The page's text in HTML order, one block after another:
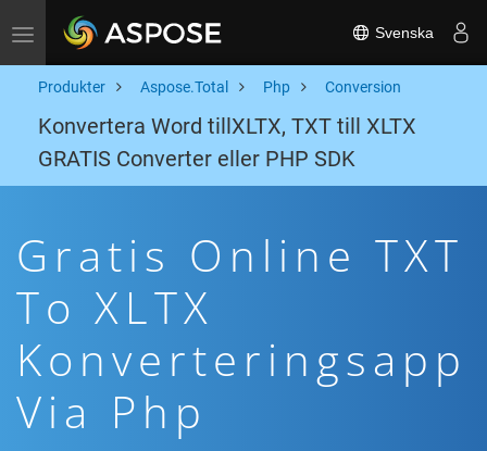
Toggle navigation Svenska
Produkter Aspose.Total Php Conversion
Konvertera Word tillXLTX, TXT till XLTX
GRATIS Converter eller PHP SDK
Gratis Online TXT
To XLTX
Konverteringsapp
Via Php